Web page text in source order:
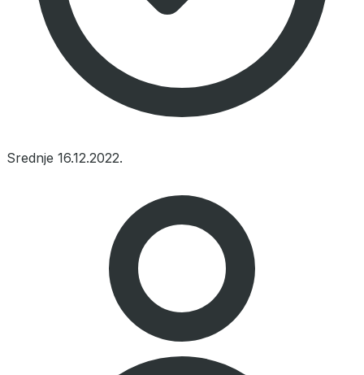
Srednje 16.12.2022.